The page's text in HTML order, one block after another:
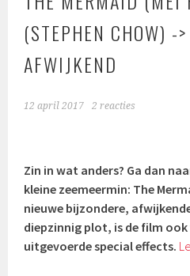
(STEPHEN CHOW) -
AFWIJKEND
12 april 2017 2 reacties
Zin in wat anders? Ga dan
kleine zeemeermin: The
nieuwe bijzondere,
diepzinnig plot, is de film
uitgevoerde special effects.